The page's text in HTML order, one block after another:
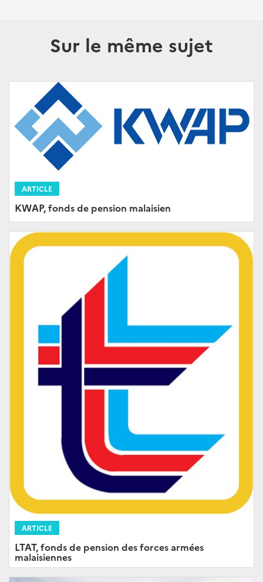
Sur le même sujet
ARTICLE
KWAP, fonds de pension malaisien
ARTICLE
LTAT, fonds de pension des forces armées
malaisiennes